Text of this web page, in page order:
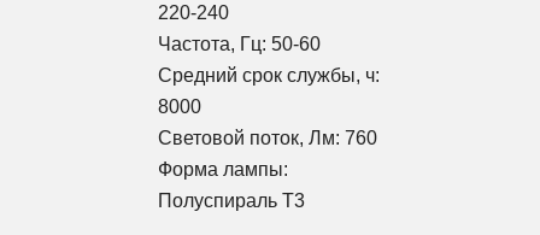
220-240
Частота, Гц: 50-60
Средний срок службы, ч:
8000
Световой поток, Лм: 760
Форма лампы:
Полуспираль T3